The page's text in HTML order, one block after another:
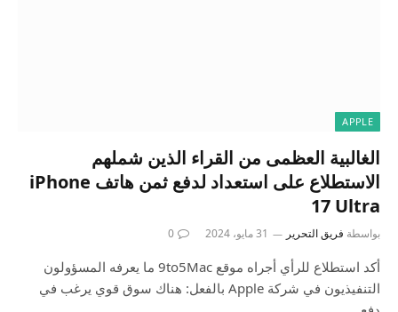
APPLE
الغالبية العظمى من القراء الذين شملهم
الاستطلاع على استعداد لدفع ثمن هاتف iPhone
17 Ultra
بواسطة فريق التحرير 31 مايو، 2024 0
أكد استطلاع للرأي أجراه موقع 9to5Mac ما يعرفه المسؤولون
التنفيذيون في شركة Apple بالفعل: هناك سوق قوي يرغب في